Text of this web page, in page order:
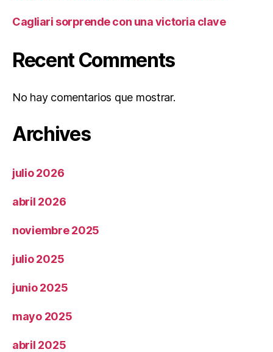
Cagliari sorprende con una victoria clave
Recent Comments
No hay comentarios que mostrar.
Archives
julio 2026
abril 2026
noviembre 2025
julio 2025
junio 2025
mayo 2025
abril 2025